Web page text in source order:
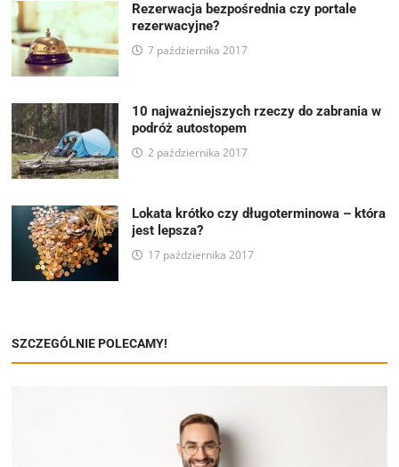
Rezerwacja bezpośrednia czy portale
rezerwacyjne?
7 października 2017
10 najważniejszych rzeczy do zabrania w
podróż autostopem
2 października 2017
Lokata krótko czy długoterminowa – która
jest lepsza?
17 października 2017
SZCZEGÓLNIE POLECAMY!